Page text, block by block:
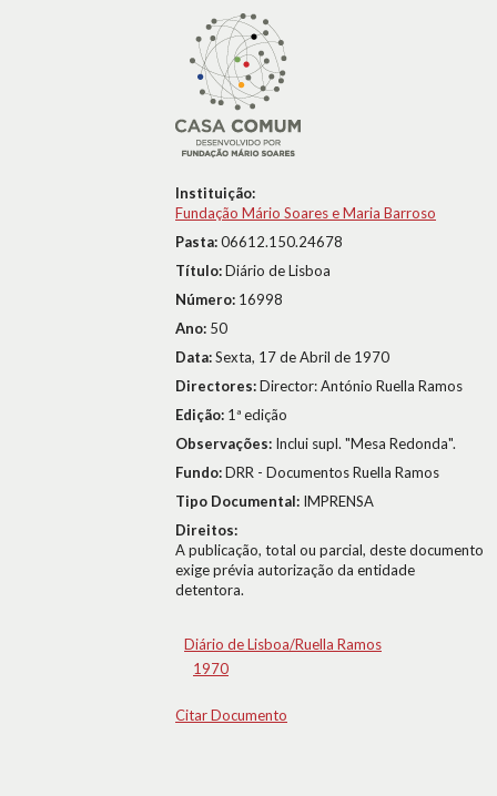
Instituição:
Fundação Mário Soares e Maria Barroso
Pasta:06612.150.24678
Título:Diário de Lisboa
Número: 16998
Ano: 50
Data:Sexta, 17 de Abril de 1970
Directores:Director: António Ruella Ramos
Edição: 1ª edição
Observações: Inclui supl. "Mesa Redonda".
Fundo:DRR - Documentos Ruella Ramos
Tipo Documental: IMPRENSA
Direitos:
A publicação, total ou parcial, deste documento
exige prévia autorização da entidade
detentora.
Diário de Lisboa/Ruella Ramos
1970
Citar Documento